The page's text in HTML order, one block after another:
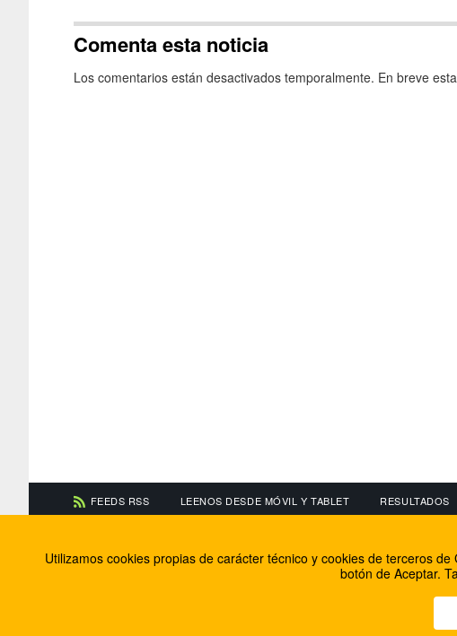
Comenta esta noticia
Los comentarios están desactivados temporalmente. En breve
FEEDS RSS LEENOS DESDE MÓVIL Y TABLET RESULTADOS
Información de contacto
El equipo de FútbolBalear
Soluciones Corporativas IP
Utilizamos cookies propias de carácter técnico y cookies de terceros
botón de Aceptar.